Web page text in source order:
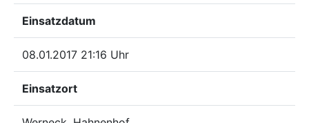
Einsatzdatum
08.01.2017 21:16 Uhr
Einsatzort